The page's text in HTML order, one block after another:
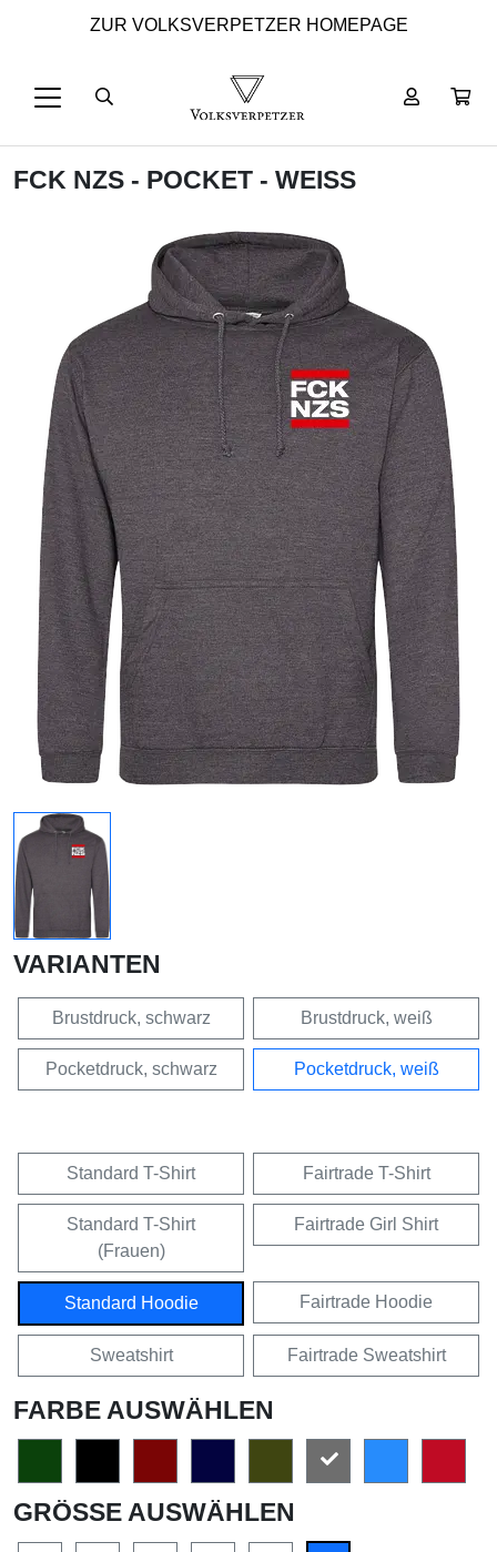
ZUR VOLKSVERPETZER HOMEPAGE
FCK NZS - POCKET - WEISS
VARIANTEN
Brustdruck, schwarz Brustdruck, weiß
Pocketdruck, schwarz Pocketdruck, weiß
Standard T-Shirt Fairtrade T-Shirt
Standard T-Shirt
(Frauen)
Fairtrade Girl Shirt
Standard Hoodie Fairtrade Hoodie
Sweatshirt Fairtrade Sweatshirt
FARBE AUSWÄHLEN
GRÖSSE AUSWÄHLEN